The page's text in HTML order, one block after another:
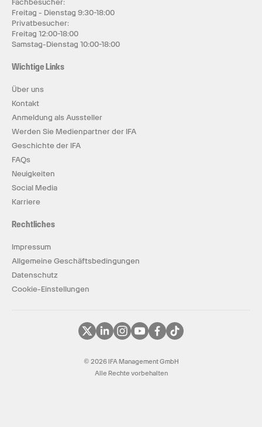
Fachbesucher:
Freitag - Dienstag 9:30-18:00
Privatbesucher:
Freitag 12:00-18:00
Samstag-Dienstag 10:00-18:00
Wichtige Links
Über uns
Kontakt
Anmeldung als Aussteller
Werden Sie Medienpartner der IFA
Geschichte der IFA
FAQs
Neuigkeiten
Social Media
Karriere
Rechtliches
Impressum
Allgemeine Geschäftsbedingungen
Datenschutz
Cookie-Einstellungen
© 2026 IFA Management GmbH
Alle Rechte vorbehalten